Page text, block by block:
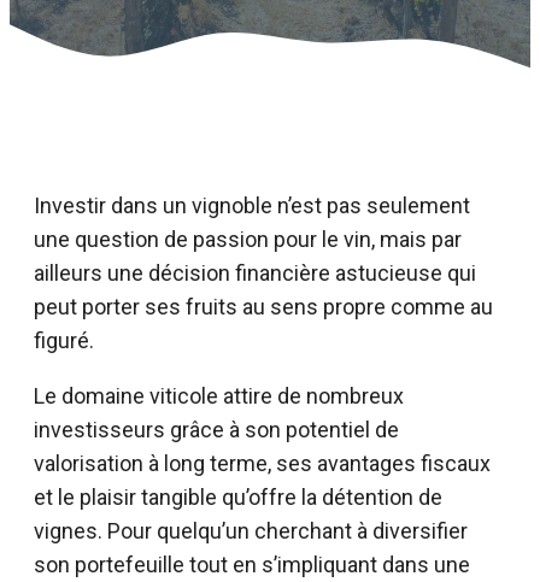
Investir dans un vignoble n’est pas seulement
une question de passion pour le vin, mais par
ailleurs une décision financière astucieuse qui
peut porter ses fruits au sens propre comme au
figuré.
Le domaine viticole attire de nombreux
investisseurs grâce à son potentiel de
valorisation à long terme, ses avantages fiscaux
et le plaisir tangible qu’offre la détention de
vignes. Pour quelqu’un cherchant à diversifier
son portefeuille tout en s’impliquant dans une